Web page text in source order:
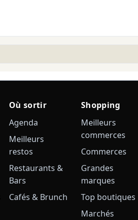
Où sortir
Agenda
Meilleurs
restos
Restaurants &
Bars
Cafés & Brunch
Shopping
Meilleurs
commerces
Commerces
Grandes
marques
Top boutiques
Marchés